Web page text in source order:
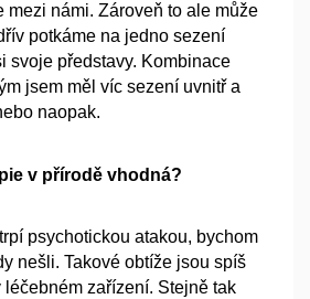
mezi námi. Zároveň to ale může
potkáme na jedno sezení
svoje představy. Kombinace
jsem měl víc sezení uvnitř a
naopak.
v přírodě vhodná?
psychotickou atakou, bychom
nešli. Takové obtíže jsou spíš
zařízení. Stejně tak